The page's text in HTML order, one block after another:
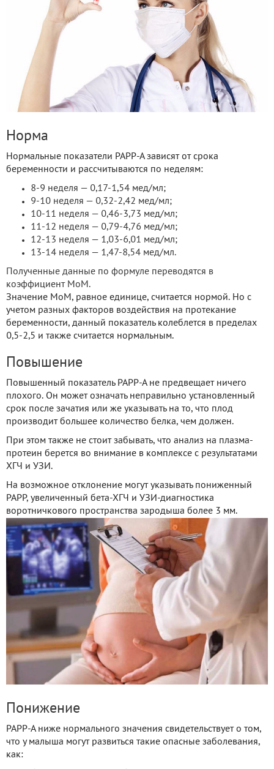
Норма
Нормальные показатели РАРР-А зависят от срока
беременности и рассчитываются по неделям:
8-9 неделя — 0,17-1,54 мед/мл;
9-10 неделя — 0,32-2,42 мед/мл;
10-11 неделя — 0,46-3,73 мед/мл;
11-12 неделя — 0,79-4,76 мед/мл;
12-13 неделя — 1,03-6,01 мед/мл;
13-14 неделя — 1,47-8,54 мед/мл.
Полученные данные по формуле переводятся в
коэффициент МоМ.
Значение МоМ, равное единице, считается нормой. Но с
учетом разных факторов воздействия на протекание
беременности, данный показатель колеблется в пределах
0,5-2,5 и также считается нормальным.
Повышение
Повышенный показатель РАРР-А не предвещает ничего
плохого. Он может означать неправильно установленный
срок после зачатия или же указывать на то, что плод
производит большее количество белка, чем должен.
При этом также не стоит забывать, что анализ на плазма-
протеин берется во внимание в комплексе с результатами
ХГЧ и УЗИ.
На возможное отклонение могут указывать пониженный
РАРР, увеличенный бета-ХГЧ и УЗИ-диагностика
воротничкового пространства зародыша более 3 мм.
Понижение
РАРР-А ниже нормального значения свидетельствует о том,
что у малыша могут развиться такие опасные заболевания,
как: